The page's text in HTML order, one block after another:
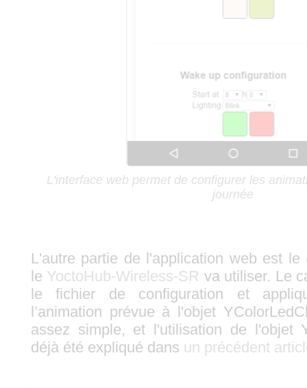
L'interface web permet de configurer les
journée
L'autre partie de l'application web est le
le YoctoHub-Wireless-SR va utiliser. Le
le fichier de configuration et
l’animation prévue à l'objet
assez simple, et l'utilisation de l'objet
déjà été expliqué dans un précédent